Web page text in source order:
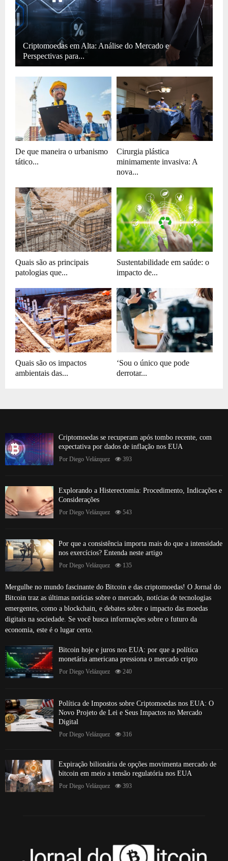
Criptomoedas em Alta: Análise do Mercado e
Perspectivas para...
De que maneira o urbanismo
tático...
Cirurgia plástica
minimamente invasiva: A
nova...
Quais são as principais
patologias que...
Sustentabilidade em saúde: o
impacto de...
Quais são os impactos
ambientais das...
‘Sou o único que pode
derrotar...
Criptomoedas se recuperam após tombo recente, com
expectativa por dados de inflação nos EUA
Por Diego Velázquez 393
Explorando a Histerectomia: Procedimento, Indicações e
Considerações
Por Diego Velázquez 543
Por que a consistência importa mais do que a intensidade
nos exercícios? Entenda neste artigo
Por Diego Velázquez 135
Mergulhe no mundo fascinante do Bitcoin e das criptomoedas! O Jornal do
Bitcoin traz as últimas notícias sobre o mercado, notícias de tecnologias
emergentes, como a blockchain, e debates sobre o impacto das moedas
digitais na sociedade. Se você busca informações sobre o futuro da
economia, este é o lugar certo.
Bitcoin hoje e juros nos EUA: por que a política
monetária americana pressiona o mercado cripto
Por Diego Velázquez 240
Política de Impostos sobre Criptomoedas nos EUA: O
Novo Projeto de Lei e Seus Impactos no Mercado
Digital
Por Diego Velázquez 316
Expiração bilionária de opções movimenta mercado de
bitcoin em meio a tensão regulatória nos EUA
Por Diego Velázquez 393